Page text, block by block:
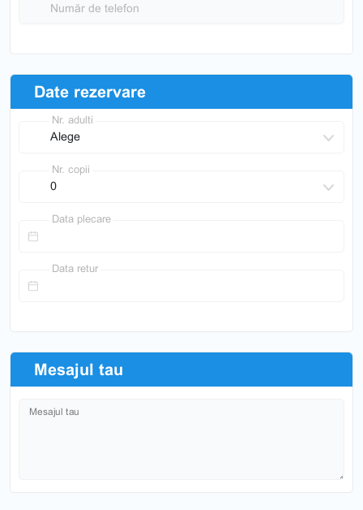
Număr de telefon
Date rezervare
Nr. adulti
Nr. copii
Data plecare
Data retur
Mesajul tau
Mesajul tau